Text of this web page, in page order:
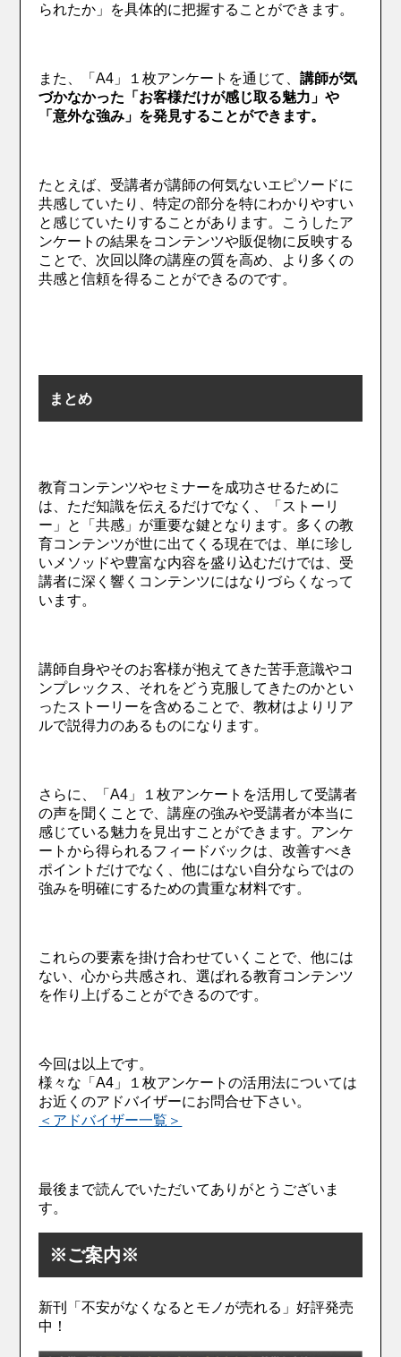
られたか」を具体的に把握することができます。
また、「A4」１枚アンケートを通じて、講師が気
づかなかった「お客様だけが感じ取る魅力」や
「意外な強み」を発見することができます。
たとえば、受講者が講師の何気ないエピソードに
共感していたり、特定の部分を特にわかりやすい
と感じていたりすることがあります。こうしたア
ンケートの結果をコンテンツや販促物に反映する
ことで、次回以降の講座の質を高め、より多くの
共感と信頼を得ることができるのです。
まとめ
教育コンテンツやセミナーを成功させるために
は、ただ知識を伝えるだけでなく、「ストーリ
ー」と「共感」が重要な鍵となります。多くの教
育コンテンツが世に出てくる現在では、単に珍し
いメソッドや豊富な内容を盛り込むだけでは、受
講者に深く響くコンテンツにはなりづらくなって
います。
講師自身やそのお客様が抱えてきた苦手意識やコ
ンプレックス、それをどう克服してきたのかとい
ったストーリーを含めることで、教材はよりリア
ルで説得力のあるものになります。
さらに、「A4」１枚アンケートを活用して受講者
の声を聞くことで、講座の強みや受講者が本当に
感じている魅力を見出すことができます。アンケ
ートから得られるフィードバックは、改善すべき
ポイントだけでなく、他にはない自分ならではの
強みを明確にするための貴重な材料です。
これらの要素を掛け合わせていくことで、他には
ない、心から共感され、選ばれる教育コンテンツ
を作り上げることができるのです。
今回は以上です。
様々な「A4」１枚アンケートの活用法については
お近くのアドバイザーにお問合せ下さい。
＜アドバイザー一覧＞
最後まで読んでいただいてありがとうございま
す。
※ご案内※
新刊「不安がなくなるとモノが売れる」好評発売
中！